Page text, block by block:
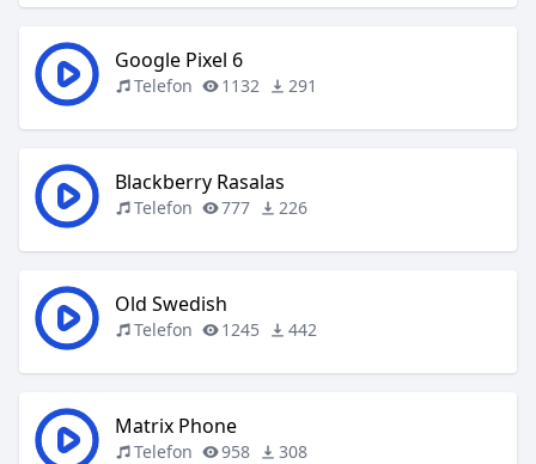
Google Pixel 6
Telefon 1132 291
Blackberry Rasalas
Telefon 777 226
Old Swedish
Telefon 1245 442
Matrix Phone
Telefon 958 308